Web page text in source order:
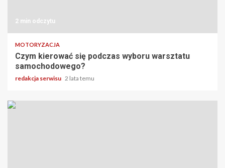
2 min odczytu
MOTORYZACJA
Czym kierować się podczas wyboru warsztatu
samochodowego?
redakcja serwisu 2 lata temu